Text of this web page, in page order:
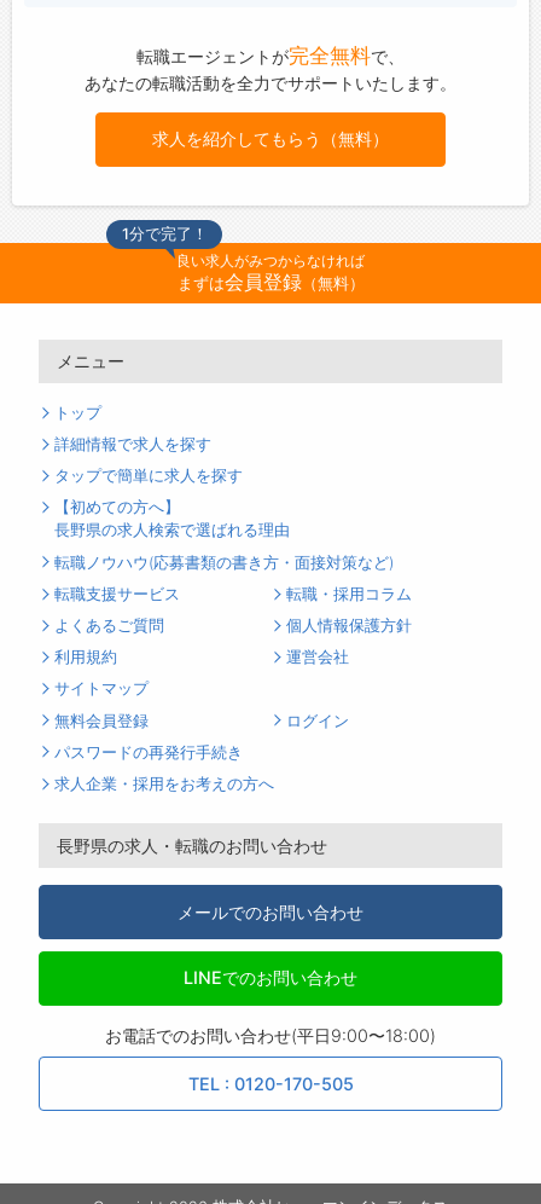
転職エージェントが完全無料で、
あなたの転職活動を全力でサポートいたします。
求人を紹介してもらう（無料）
1分で完了！
良い求人がみつからなければ
まずは会員登録（無料）
メニュー
トップ
詳細情報で求人を探す
タップで簡単に求人を探す
【初めての方へ】
長野県の求人検索で選ばれる理由
転職ノウハウ(応募書類の書き方・面接対策など)
転職支援サービス
転職・採用コラム
よくあるご質問
個人情報保護方針
利用規約
運営会社
サイトマップ
無料会員登録
ログイン
パスワードの再発行手続き
求人企業・採用をお考えの方へ
長野県の求人・転職のお問い合わせ
メールでのお問い合わせ
LINEでのお問い合わせ
お電話でのお問い合わせ(平日9:00〜18:00)
TEL : 0120-170-505